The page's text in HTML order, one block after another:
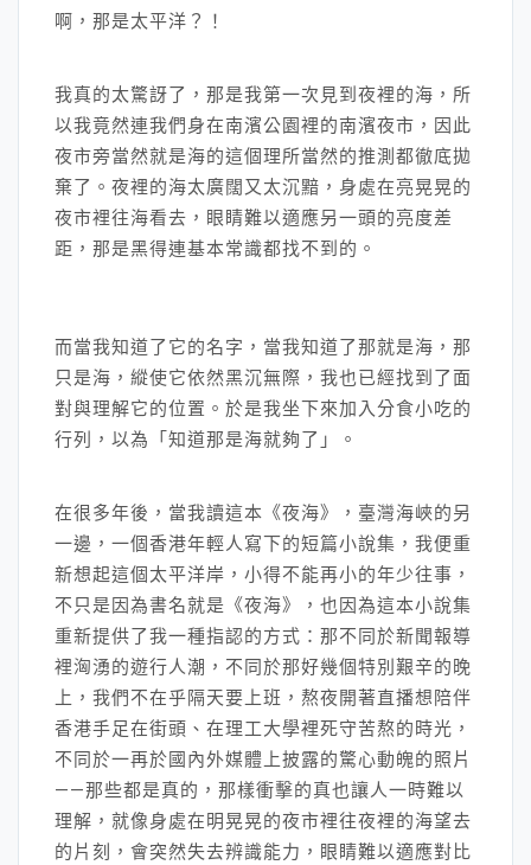
啊，那是太平洋？！
我真的太驚訝了，那是我第一次見到夜裡的海，所
以我竟然連我們身在南濱公園裡的南濱夜市，因此
夜市旁當然就是海的這個理所當然的推測都徹底拋
棄了。夜裡的海太廣闊又太沉黯，身處在亮晃晃的
夜市裡往海看去，眼睛難以適應另一頭的亮度差
距，那是黑得連基本常識都找不到的。
而當我知道了它的名字，當我知道了那就是海，那
只是海，縱使它依然黑沉無際，我也已經找到了面
對與理解它的位置。於是我坐下來加入分食小吃的
行列，以為「知道那是海就夠了」。
在很多年後，當我讀這本《夜海》，臺灣海峽的另
一邊，一個香港年輕人寫下的短篇小說集，我便重
新想起這個太平洋岸，小得不能再小的年少往事，
不只是因為書名就是《夜海》，也因為這本小說集
重新提供了我一種指認的方式：那不同於新聞報導
裡洶湧的遊行人潮，不同於那好幾個特別艱辛的晚
上，我們不在乎隔天要上班，熬夜開著直播想陪伴
香港手足在街頭、在理工大學裡死守苦熬的時光，
不同於一再於國內外媒體上披露的驚心動魄的照片
——那些都是真的，那樣衝擊的真也讓人一時難以
理解，就像身處在明晃晃的夜市裡往夜裡的海望去
的片刻，會突然失去辨識能力，眼睛難以適應對比